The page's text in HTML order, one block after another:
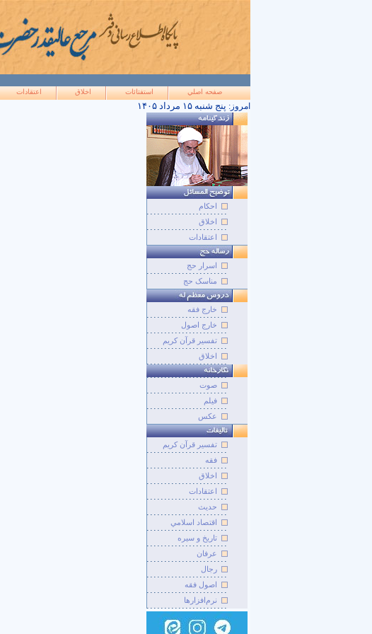
صفحه اصلي استفتائات اخلاق اعتقادات
امروز: ۱۴۰۵ پنج شنبه ۱۵ مرداد
احکام
اخلاق
اعتقادات
اسرار حج
مناسک حج
خارج فقه
خارج اصول
تفسیر قرآن کریم
اخلاق
صوت
فيلم
عکس
تفسير قرآن کريم
فقه
اخلاق
اعتقادات
حديث
اقتصاد اسلامي
تاريخ و سيره
عرفان
رجال
اصول فقه
نرم‌افزارها